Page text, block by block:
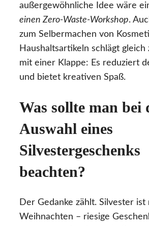
außergewöhnliche Idee wäre
einen Zero-Waste-Workshop.
zum Selbermachen von
Haushaltsartikeln schlägt gleich
mit einer Klappe: Es reduziert
und bietet kreativen Spaß.
Was sollte man bei
Auswahl eines
Silvestergeschenks
beachten?
Der Gedanke zählt. Silvester ist
Weihnachten – riesige